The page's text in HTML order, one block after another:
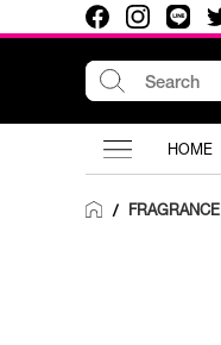
HOME
/ FRAGRANCE